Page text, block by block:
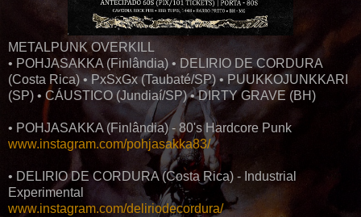
METALPUNK OVERKILL
• POHJASAKKA (Finlândia) • DELIRIO DE CORDURA
(Costa Rica) • PxSxGx (Taubaté/SP) • PUUKKOJUNKKARI
(SP) • CÁUSTICO (Jundiaí/SP) • DIRTY GRAVE (BH)
• POHJASAKKA (Finlândia) - 80's Hardcore Punk
www.instagram.com/pohjasakka83/
• DELIRIO DE CORDURA (Costa Rica) - Industrial
Experimental
www.instagram.com/deliriodecordura/